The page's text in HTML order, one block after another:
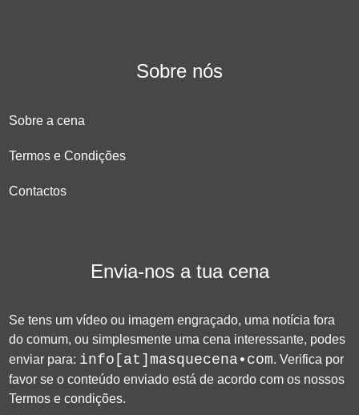
Sobre nós
Sobre a cena
Termos e Condições
Contactos
Envia-nos a tua cena
Se tens um vídeo ou imagem engraçado, uma notícia fora
do comum, ou simplesmente uma cena interessante, podes
enviar para: info[at]masquecena•com. Verifica por
favor se o conteúdo enviado está de acordo com os nossos
Termos e condições.